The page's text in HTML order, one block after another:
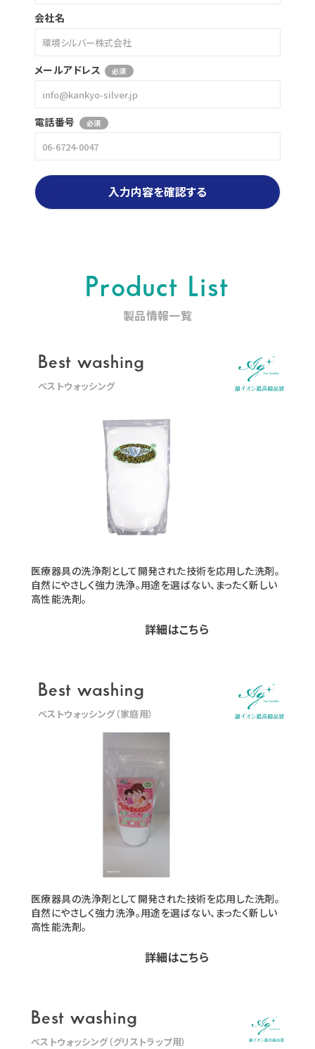
会社名
メールアドレス 必須
電話番号 必須
入力内容を確認する
Product List
製品情報一覧
Best washing
ベストウォッシング
医療器具の洗浄剤として開発された技術を応用した洗剤。
自然にやさしく強力洗浄。用途を選ばない、まったく新しい
高性能洗剤。
詳細はこちら
Best washing
ベストウォッシング（家庭用）
医療器具の洗浄剤として開発された技術を応用した洗剤。
自然にやさしく強力洗浄。用途を選ばない、まったく新しい
高性能洗剤。
詳細はこちら
Best washing
ベストウォッシング（グリストラップ用）